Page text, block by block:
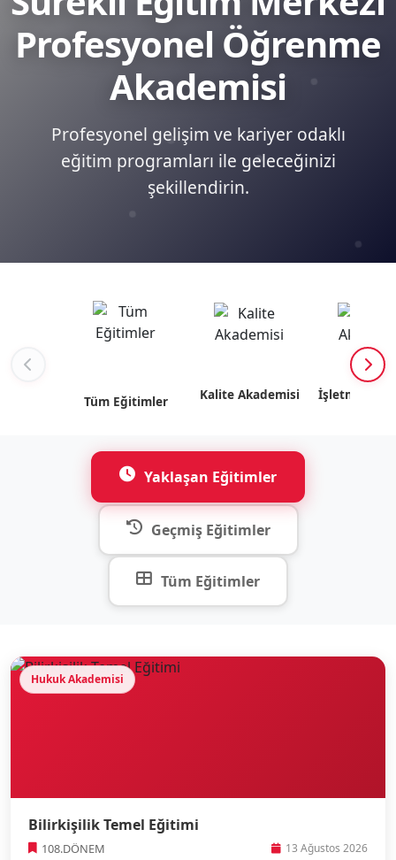
Profesyonel Öğrenme
Akademisi
Profesyonel gelişim ve kariyer odaklı
eğitim programları ile geleceğinizi
şekillendirin.
Tüm Eğitimler Kalite Akademisi İşletme
Yaklaşan Eğitimler
Geçmiş Eğitimler
Tüm Eğitimler
Hukuk Akademisi
Bilirkişilik Temel Eğitimi
108.DÖNEM 13 Ağustos 2026